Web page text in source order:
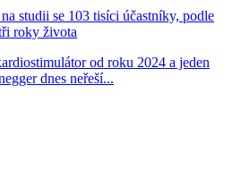
studii se 103 tisíci účastníky, podle
roky života
od roku 2024 a jeden
dnes neřeší...